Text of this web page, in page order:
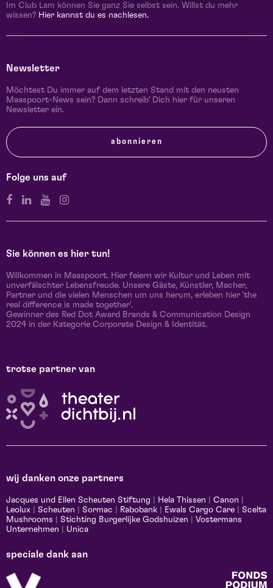
Im Club Lam können Sie ganz Sie selbst sein. Willst du mehr
wissen? Hier kannst du es nachlesen.
Newsletter
Möchtest Du immer auf dem letzten Stand mit den neusten
Maaspoort-News sein? Dann schreib' Dich hier für unseren
Newsletter ein.
abonnieren
Folge uns auf
Sie können es hier tun!
Willkommen in Maaspoort. Hier feiern wir Kultur und Leben mit
unverfälschter Lebensfreude. Unsere Gäste, Künstler, Macher,
Partner und die vielen Menschen um uns herum, erleben hier 'the
real difference is made together'.
Gewinner des Red Dot Award Brands & Communication Design
2024 in der Kategorie Corporate Design & Identität.
trotse partner van
wij danken onze partners
Jacques und Ellen Scheuten Stiftung Hela Thissen Canon
Leolux
Scheuten Sormac Rabobank Ewals Cargo Care
Scelta
Mushrooms
Stichting Burgerlijke Godshuizen
Vostermans
Unternehmen
Unica
speciale dank aan